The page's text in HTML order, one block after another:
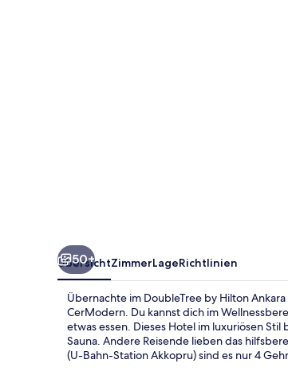
50+
ÜbersichtZimmerLageRichtlinien
Übernachte im DoubleTree by Hilton
CerModern. Du kannst dich im
etwas essen. Dieses Hotel im luxuriösen
Sauna. Andere Reisende lieben das
(U-Bahn-Station Akkopru) sind es nur 4